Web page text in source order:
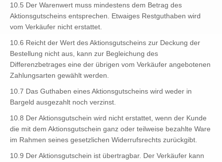
10.5 Der Warenwert muss mindestens dem Betrag des
Aktionsgutscheins entsprechen. Etwaiges Restguthaben wird
vom Verkäufer nicht erstattet.
10.6 Reicht der Wert des Aktionsgutscheins zur Deckung der
Bestellung nicht aus, kann zur Begleichung des
Differenzbetrages eine der übrigen vom Verkäufer angebotenen
Zahlungsarten gewählt werden.
10.7 Das Guthaben eines Aktionsgutscheins wird weder in
Bargeld ausgezahlt noch verzinst.
10.8 Der Aktionsgutschein wird nicht erstattet, wenn der Kunde
die mit dem Aktionsgutschein ganz oder teilweise bezahlte Ware
im Rahmen seines gesetzlichen Widerrufsrechts zurückgibt.
10.9 Der Aktionsgutschein ist übertragbar. Der Verkäufer kann